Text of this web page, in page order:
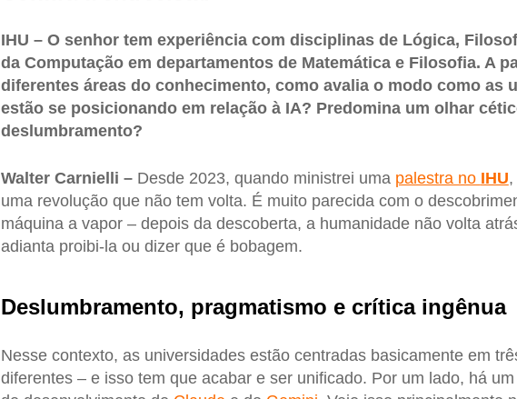
IHU – O senhor tem experiência com disciplinas de Lógica,
da Computação em departamentos de Matemática e Filosofia. A
diferentes áreas do conhecimento, como avalia o modo como as
estão se posicionando em relação à IA? Predomina um olhar
deslumbramento?
Walter Carnielli – Desde 2023, quando ministrei uma palestra no IHU,
uma revolução que não tem volta. É muito parecida com o
máquina a vapor – depois da descoberta, a humanidade não volta
adianta proibi-la ou dizer que é bobagem.
Deslumbramento, pragmatismo e crítica ingênua
Nesse contexto, as universidades estão centradas basicamente em
diferentes – e isso tem que acabar e ser unificado. Por um lado, há